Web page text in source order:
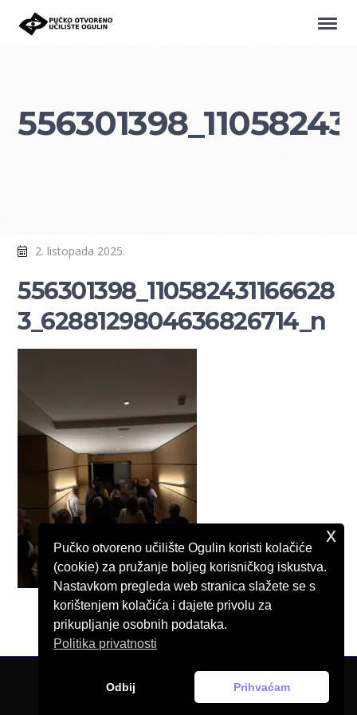
2. listopada 2025.
556301398_110582431166628
3_6288129804636826714_n
© Pučko otvoreno učilište Ogulin, 2026.
Pučko otvoreno učilište Ogulin koristi kolačiće
(cookie) za pružanje boljeg korisničkog iskustva.
Nastavkom pregleda web stranica slažete se s
korištenjem kolačića i dajete privolu za
prikupljanje osobnih podataka.
Politika privatnosti
Odbij Prihvaćam
x